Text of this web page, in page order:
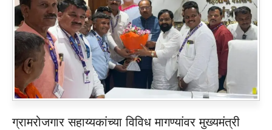
ग्रामरोजगार सहाय्यकांच्या विविध मागण्यांवर मुख्यमंत्री